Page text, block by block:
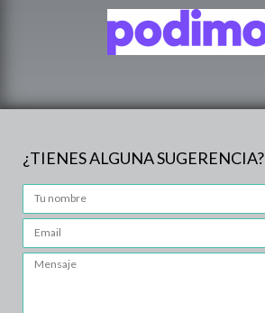
¿TIENES ALGUNA SUGERENCIA?